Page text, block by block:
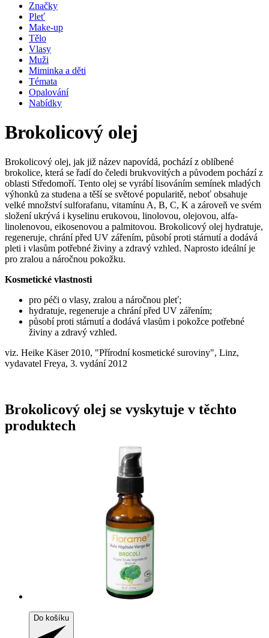
Značky
Pleť
Make-up
Tělo
Vlasy
Muži
Miminka a děti
Témata
Opalování
Nabídky
Brokolicový olej
Brokolicový olej, jak již název napovídá, pochází z oblíbené
brokolice, která se řadí do čeledi brukvovitých a původem pochází z
oblasti Středomoří. Tento olej se vyrábí lisováním semínek mladých
výhonků za studena a těší se světové popularitě, neboť obsahuje
velké množství sulforafanu, vitamínu A, B, C, K a zároveň ve svém
složení ukrývá i kyselinu erukovou, linolovou, olejovou, alfa-
linolenovou, eikosenovou a palmitovou. Brokolicový olej hydratuje,
regeneruje, chrání před UV zářením, působí proti stárnutí a dodává
pleti i vlasům potřebné živiny a zdravý vzhled. Naprosto ideální je
pro zralou a náročnou pokožku.
Kosmetické vlastnosti
pro péči o vlasy, zralou a náročnou pleť;
hydratuje, regeneruje a chrání před UV zářením;
působí proti stárnutí a dodává vlasům i pokožce potřebné
živiny a zdravý vzhled.
viz. Heike Käser 2010, "Přírodní kosmetické suroviny", Linz,
vydavatel Freya, 3. vydání 2012
Brokolicový olej se vyskytuje v těchto
produktech
Do košíku